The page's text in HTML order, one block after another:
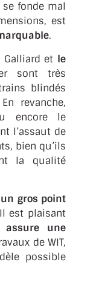
se fonde mal
est
.
Galliard et le
sont très
blindés
revanche,
encore le
l’assaut de
bien qu’ils
la qualité
un gros point
est plaisant
assure une
de WIT,
possible